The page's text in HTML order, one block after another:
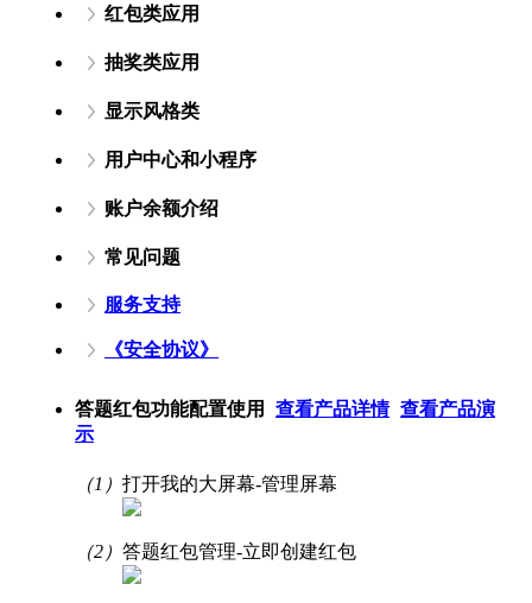
红包类应用
抽奖类应用
显示风格类
用户中心和小程序
账户余额介绍
常见问题
服务支持
《安全协议》
答题红包功能配置使用 查看产品详情 查看产品演
示
（1） 打开我的大屏幕-管理屏幕
（2） 答题红包管理-立即创建红包